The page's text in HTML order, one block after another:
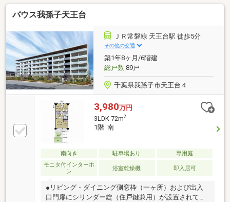
◆住み始めてからの不安や悩みも、TOHO HOUSE
CLUBが将来サポート。お客様一人ひとりの安心を守る
ため、いつもずっと人生に寄り添い、豊かな未来を支
え続けます。◆ローン相談大歓迎！頭金0円からの購
入も可能◆将来のライフイベントを見据え、無理のな
い資金計画をプロがアドバイス。お問合せは【資料請
求】又は【フリーダイヤル】へお気軽にお問い合わせ
ください。
バウス我孫子天王台
ＪＲ常磐線 天王台駅 徒歩5分
その他の交通
築1年8ヶ月/6階建
総戸数89戸
千葉県我孫子市天王台４
3,980万円
3LDK 72m2
1階 南
南向き 駐車場あり
専用庭
モニタ付インターホ
ン
浴室乾燥機 即入居可
●リビング・ダイニング側窓枠（一ヶ所）および出入
口門扉にシリンダー錠（住戸鍵兼用）が設置されてお